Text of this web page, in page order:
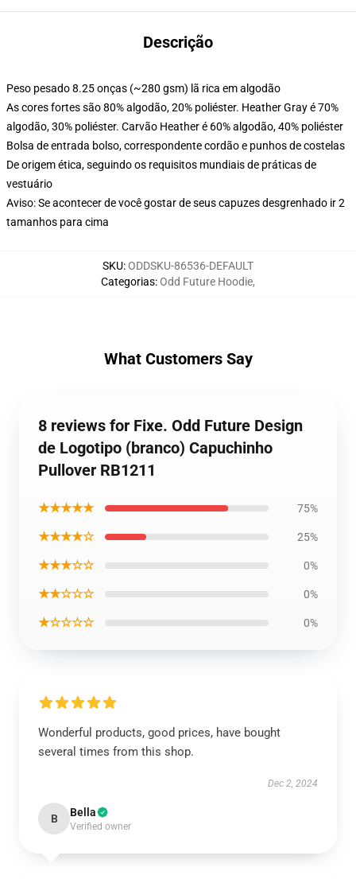
Descrição
Peso pesado 8.25 onças (~280 gsm) lã rica em algodão
As cores fortes são 80% algodão, 20% poliéster. Heather Gray é 70%
algodão, 30% poliéster. Carvão Heather é 60% algodão, 40% poliéster
Bolsa de entrada bolso, correspondente cordão e punhos de costelas
De origem ética, seguindo os requisitos mundiais de práticas de
vestuário
Aviso: Se acontecer de você gostar de seus capuzes desgrenhado ir 2
tamanhos para cima
SKU:ODDSKU-86536-DEFAULT
Categorias:Odd Future Hoodie,
What Customers Say
8 reviews for Fixe. Odd Future Design
de Logotipo (branco) Capuchinho
Pullover RB1211
★★★★★ 75%
★★★★☆ 25%
★★★☆☆ 0%
★★☆☆☆ 0%
★☆☆☆☆ 0%
Wonderful products, good prices, have bought
several times from this shop.
Dec 2, 2024
B Bella
Verified owner